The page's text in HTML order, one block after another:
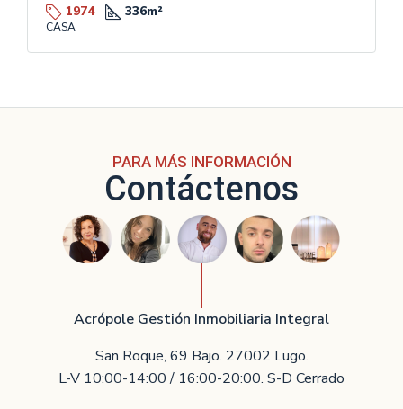
1974 336m²
CASA
PARA MÁS INFORMACIÓN
Contáctenos
Acrópole Gestión Inmobiliaria Integral
San Roque, 69 Bajo. 27002 Lugo.
L-V 10:00-14:00 / 16:00-20:00. S-D Cerrado